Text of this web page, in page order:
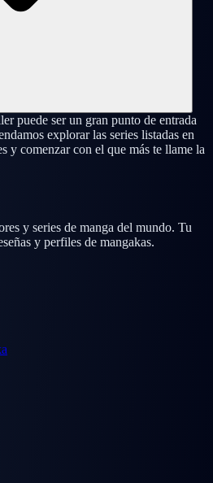
puede ser un gran punto de entrada
explorar las series listadas en
y comenzar con el que más te llame la
y series de manga del mundo. Tu
y perfiles de mangakas.